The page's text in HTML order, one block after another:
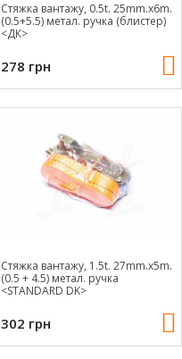
Стяжка вантажу, 0.5t. 25mm.x6m.
(0.5+5.5) метал. ручка (блистер)
<ДК>
278 грн
Стяжка вантажу, 1.5t. 27mm.x5m.
(0.5 + 4.5) метал. ручка
<STANDARD DK>
302 грн